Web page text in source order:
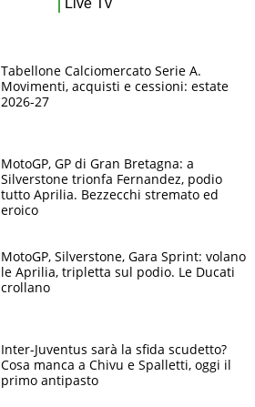
Tabellone Calciomercato Serie A.
Movimenti, acquisti e cessioni: estate
2026-27
MotoGP, GP di Gran Bretagna: a
Silverstone trionfa Fernandez, podio
tutto Aprilia. Bezzecchi stremato ed
eroico
MotoGP, Silverstone, Gara Sprint: volano
le Aprilia, tripletta sul podio. Le Ducati
crollano
Inter-Juventus sarà la sfida scudetto?
Cosa manca a Chivu e Spalletti, oggi il
primo antipasto